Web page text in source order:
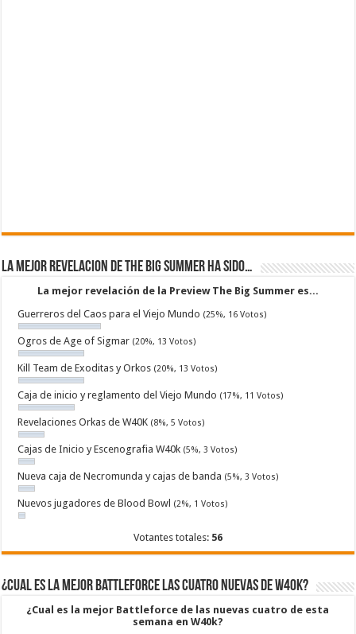
La mejor revelacion de The Big Summer ha sido…
La mejor revelación de la Preview The Big Summer es...
Guerreros del Caos para el Viejo Mundo (25%, 16 Votos)
Ogros de Age of Sigmar (20%, 13 Votos)
Kill Team de Exoditas y Orkos (20%, 13 Votos)
Caja de inicio y reglamento del Viejo Mundo (17%, 11 Votos)
Revelaciones Orkas de W40K (8%, 5 Votos)
Cajas de Inicio y Escenografia W40k (5%, 3 Votos)
Nueva caja de Necromunda y cajas de banda (5%, 3 Votos)
Nuevos jugadores de Blood Bowl (2%, 1 Votos)
Votantes totales: 56
¿Cual es la mejor Battleforce las cuatro nuevas de W40k?
¿Cual es la mejor Battleforce de las nuevas cuatro de esta
semana en W40k?